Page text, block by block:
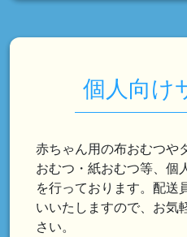
個人向け
赤ちゃん用の布おむつや
おむつ・紙おむつ等、個
を行っております。配送
いいたしますので、お気
さい。